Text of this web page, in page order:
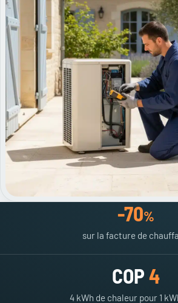
-70%
sur la facture de
COP4
4 kWh de chaleur pour 1